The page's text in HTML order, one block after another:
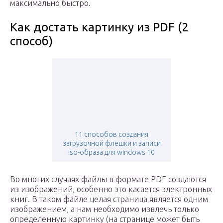
максимально быстро.
Как достать картинку из PDF (2
способ)
11 способов создания
загрузочной флешки и записи
iso-образа для windows 10
Во многих случаях файлы в формате PDF создаются
из изображений, особенно это касается электронных
книг. В таком файле целая страница является одним
изображением, а нам необходимо извлечь только
определенную картинку (на странице может быть